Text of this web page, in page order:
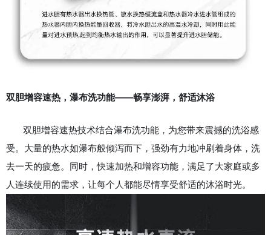
双胆增容速热，瀑布洗功能——畅享澎湃，舒适沐浴
双胆增容速热技术结合瀑布洗功能，为您带来震撼的洗浴感
受。大量的热水如瀑布般倾泻而下，强劲有力地冲刷着身体，洗
去一天的疲惫。同时，快速加热和增容功能，满足了大家庭或多
人连续使用的需求，让每个人都能尽情享受舒适的沐浴时光。